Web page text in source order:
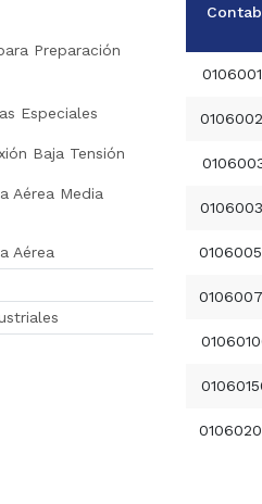
Preparación
Especiales
Baja Tensión
Aérea Media
Aérea